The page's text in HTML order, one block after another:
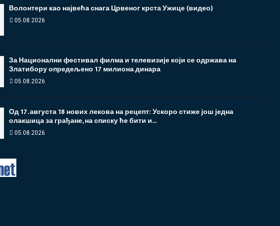
Волонтери као највећа снага Црвеног крста Ужице (видео)
05.08.2026
За Национални фестивал филма и телевизије који се одржава на
Златибору опредељено 17 милиона динара
05.08.2026
Од 17. августа 18 нових лекова на рецепт: Ускоро стиже још једна
олакшица за грађане, на списку ће бити и...
05.08.2026